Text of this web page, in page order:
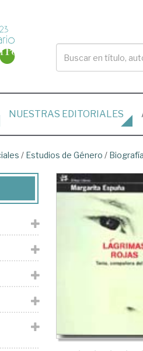
NUESTRAS EDITORIALES
/ Estudios de Género /